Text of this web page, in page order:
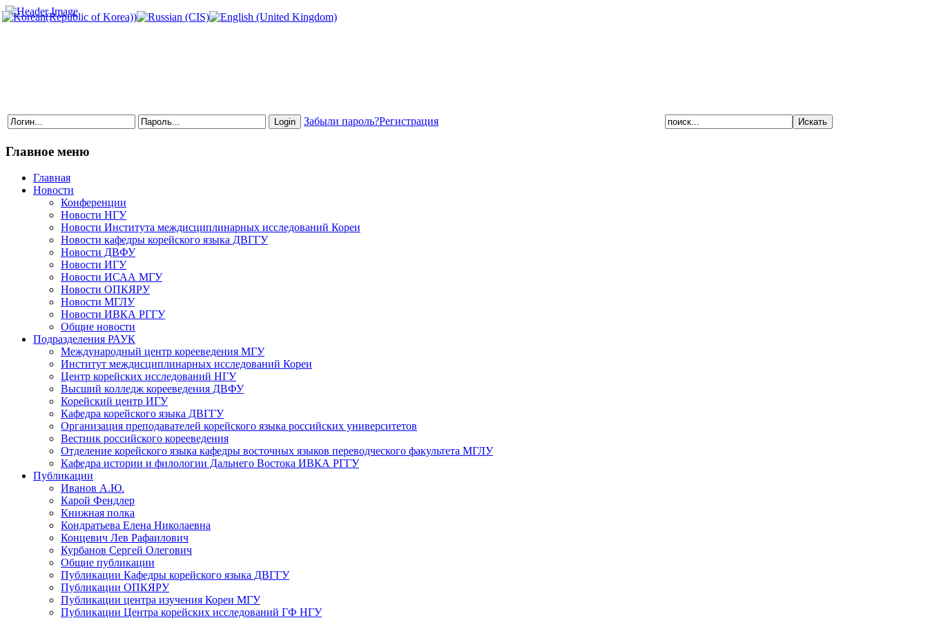
Забыли пароль?Регистрация
Главное меню
Главная
Новости
Конференции
Новости НГУ
Новости Института междисциплинарных исследований Кореи
Новости кафедры корейского языка ДВГГУ
Новости ДВФУ
Новости ИГУ
Новости ИСАА МГУ
Новости ОПКЯРУ
Новости МГЛУ
Новости ИВКА РГГУ
Общие новости
Подразделения РАУК
Международный центр корееведения МГУ
Институт междисциплинарных исследований Кореи
Центр корейских исследований НГУ
Высший колледж корееведения ДВФУ
Корейский центр ИГУ
Кафедра корейского языка ДВГГУ
Организация преподавателей корейского языка российских университетов
Вестник российского корееведения
Отделение корейского языка кафедры восточных языков переводческого факультета МГЛУ
Кафедра истории и филологии Дальнего Востока ИВКА РГГУ
Публикации
Иванов А.Ю.
Карой Фендлер
Книжная полка
Кондратьева Елена Николаевна
Концевич Лев Рафаилович
Курбанов Сергей Олегович
Общие публикации
Публикации Кафедры корейского языка ДВГГУ
Публикации ОПКЯРУ
Публикации центра изучения Кореи МГУ
Публикации Центра корейских исследований ГФ НГУ